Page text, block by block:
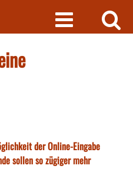
der Online-Eingabe
sollen so zügiger mehr